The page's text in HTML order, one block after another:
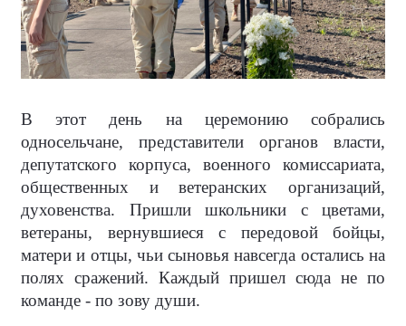
В этот день на церемонию собрались
односельчане, представители органов власти,
депутатского корпуса, военного комиссариата,
общественных и ветеранских организаций,
духовенства. Пришли школьники с цветами,
ветераны, вернувшиеся с передовой бойцы,
матери и отцы, чьи сыновья навсегда остались на
полях сражений. Каждый пришел сюда не по
команде - по зову души.